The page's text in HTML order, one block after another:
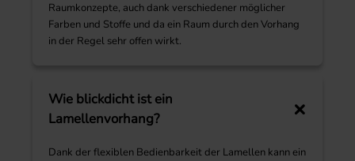
Raumkonzepte, auch dank verschiedener möglicher
Farben und Stoffe und da ein Raum durch den Vorhang
in der Regel sehr offen wirkt.
Wie blickdicht ist ein
Lamellenvorhang?
Dank der flexiblen Bedienbarkeit der Lamellen kann ein